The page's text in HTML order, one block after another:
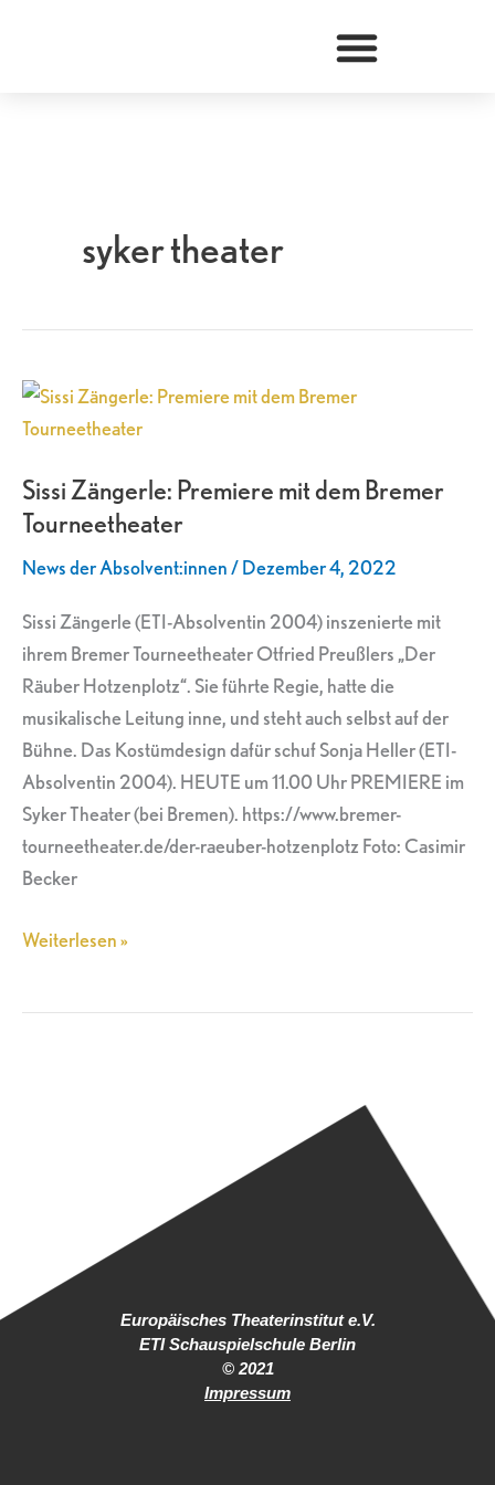
syker theater
Sissi Zängerle: Premiere mit dem Bremer
Tourneetheater
News der Absolvent:innen/Dezember 4, 2022
Sissi Zängerle (ETI-Absolventin 2004) inszenierte mit
ihrem Bremer Tourneetheater Otfried Preußlers „Der
Räuber Hotzenplotz“. Sie führte Regie, hatte die
musikalische Leitung inne, und steht auch selbst auf der
Bühne. Das Kostümdesign dafür schuf Sonja Heller (ETI-
Absolventin 2004). HEUTE um 11.00 Uhr PREMIERE im
Syker Theater (bei Bremen). https://www.bremer-
tourneetheater.de/der-raeuber-hotzenplotz Foto: Casimir
Becker
Sissi
Zängerle:
mit
dem
Bremer
Weiterlesen »
Europäisches Theaterinstitut e.V.
ETI Schauspielschule Berlin
© 2021
Impressum